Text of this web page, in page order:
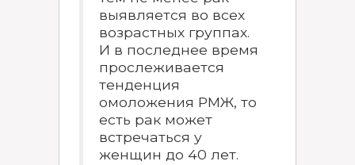
выявляется во всех
возрастных группах.
И в последнее время
прослеживается
тенденция
омоложения РМЖ, то
есть рак может
встречаться у
женщин до 40 лет.